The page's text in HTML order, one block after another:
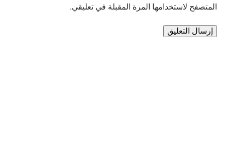
المتصفح لاستخدامها المرة المقبلة في تعليقي.